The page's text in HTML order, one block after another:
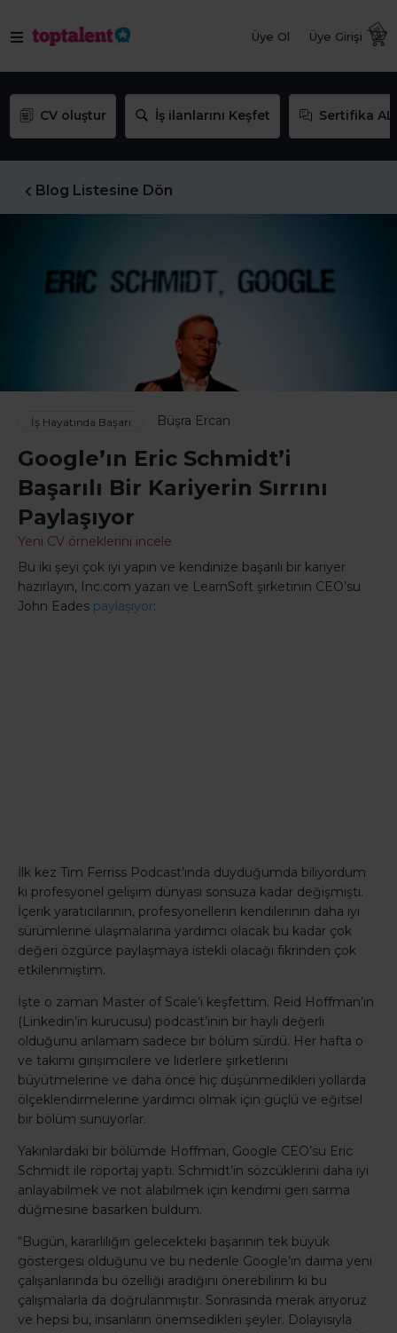
Üye Ol Üye Girişi
CV oluştur İş ilanlarını Keşfet Sertifika AL
Blog Listesine Dön
İş Hayatında Başarı Büşra Ercan
Google’ın Eric Schmidt’i
Başarılı Bir Kariyerin Sırrını
Paylaşıyor
Yeni CV örneklerini incele
Bu iki şeyi çok iyi yapın ve kendinize başarılı bir kariyer
hazırlayın, Inc.com yazarı ve LearnSoft şirketinin CEO’su
John Eades paylaşıyor:
İlk kez Tim Ferriss Podcast’ında duyduğumda biliyordum
ki profesyonel gelişim dünyası sonsuza kadar değişmişti.
İçerik yaratıcılarının, profesyonellerin kendilerinin daha iyi
sürümlerine ulaşmalarına yardımcı olacak bu kadar çok
değeri özgürce paylaşmaya istekli olacağı fikrinden çok
etkilenmiştim.
İşte o zaman Master of Scale’i keşfettim. Reid Hoffman’ın
(Linkedin’in kurucusu) podcast’inin bir hayli değerli
olduğunu anlamam sadece bir bölüm sürdü. Her hafta o
ve takımı girişimcilere ve liderlere şirketlerini
büyütmelerine ve daha önce hiç düşünmedikleri yollarda
ölçeklendirmelerine yardımcı olmak için güçlü ve eğitsel
bir bölüm sunuyorlar.
Yakınlardaki bir bölümde Hoffman, Google CEO’su Eric
Schmidt ile röportaj yaptı. Schmidt’in sözcüklerini daha iyi
anlayabilmek ve not alabilmek için kendimi geri sarma
düğmesine basarken buldum.
“Bugün, kararlılığın gelecekteki başarının tek büyük
göstergesi olduğunu ve bu nedenle Google’ın daima yeni
çalışanlarında bu özelliği aradığını önerebilirim ki bu
çalışmalarla da doğrulanmıştır. Sonrasında merak arıyoruz
ve hepsi bu, insanların önemsedikleri şeyler. Dolayısıyla